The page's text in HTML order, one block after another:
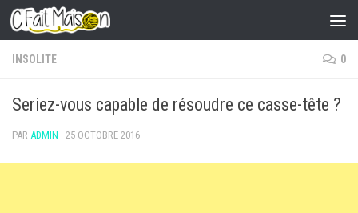
Skip to content
INSOLITE 0
Seriez-vous capable de résoudre ce casse-tête ?
PAR ADMIN · 25 OCTOBRE 2016